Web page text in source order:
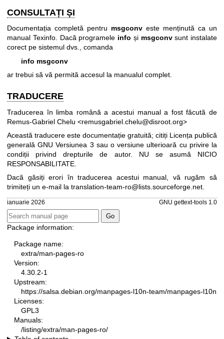
CONSULTAȚI ȘI
Documentația completă pentru msgconv este menținută ca un
manual Texinfo. Dacă programele info și msgconvsunt instalate
corect pe sistemul dvs., comanda
info msgconv
ar trebui să vă permită accesul la manualul complet.
TRADUCERE
Traducerea în limba română a acestui manual a fost făcută de
Remus-Gabriel Chelu <remusgabriel.chelu@disroot.org>
Această traducere este documentație gratuită; citiți Licența publică
generală GNU Versiunea 3 sau o versiune ulterioară cu privire la
condiții privind drepturile de autor. NU se asumă NICIO
RESPONSABILITATE.
Dacă găsiți erori în traducerea acestui manual, vă rugăm să
trimiteți un e-mail la translation-team-ro@lists.sourceforge.net.
ianuarie 2026 GNU gettext-tools 1.0
Package information:
Package name:
extra/man-pages-ro
Version:
4.30.2-1
Upstream:
https://salsa.debian.org/manpages-l10n-team/manpages-l10n
Licenses:
GPL3
Manuals:
/listing/extra/man-pages-ro/